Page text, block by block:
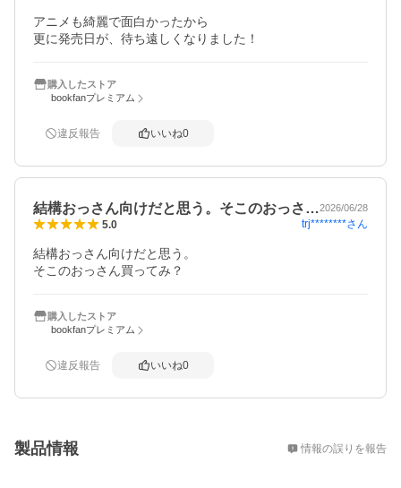
アニメも綺麗で面白かったから
更に発売日が、待ち遠しくなりました！
購入したストア
bookfanプレミアム
違反報告 いいね0
結構おっさん向けだと思う。そこのおっさ…2026/06/28
5.0 trj********さん
結構おっさん向けだと思う。
そこのおっさん買ってみ？
購入したストア
bookfanプレミアム
違反報告 いいね0
製品情報 情報の誤りを報告